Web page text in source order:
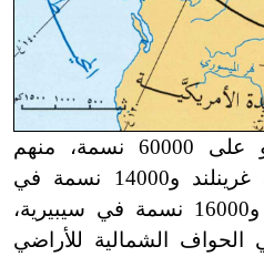
ويزيد عدد الأسكيمو على 60000 نسمة، منهم
15000 نسمة في جزيرة غرينلند و14000 نسمة في
منطقة ألاسكة الأمريكية و16000 نسمة في سيبيرية،
الشمالية للأراضي